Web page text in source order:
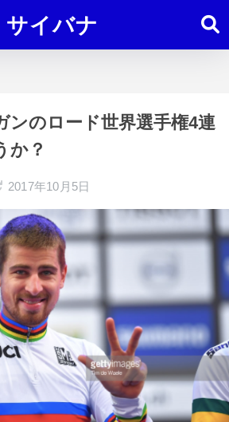
サイバナ
ンのロード世界選手権4連
か？
2017年10月5日